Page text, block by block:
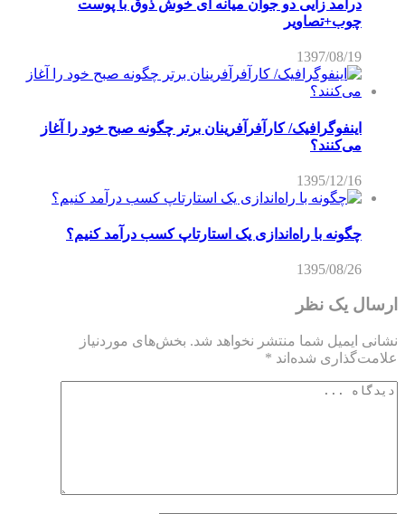
درآمد زایی دو جوان میانه ای خوش ذوق با پوست
چوب+تصاویر
1397/08/19
اینفوگرافیک/ کارآفرآفرینان برتر چگونه صبح خود را آغاز
می‌کنند؟
1395/12/16
چگونه با راه‌اندازی یک استارتاپ کسب درآمد کنیم؟
1395/08/26
ارسال یک نظر
نشانی ایمیل شما منتشر نخواهد شد. بخش‌های موردنیاز
علامت‌گذاری شده‌اند *